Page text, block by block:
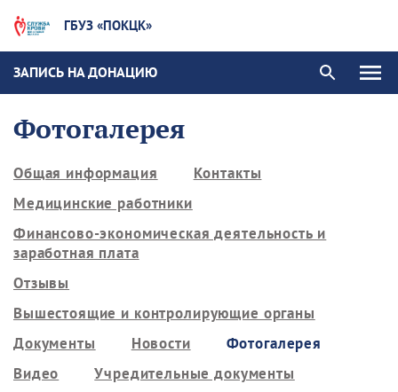
ГБУЗ «ПОКЦК»
ЗАПИСЬ НА ДОНАЦИЮ
Фотогалерея
Общая информация
Контакты
Медицинские работники
Финансово-экономическая деятельность и
заработная плата
Отзывы
Вышестоящие и контролирующие органы
Документы
Новости
Фотогалерея
Видео
Учредительные документы